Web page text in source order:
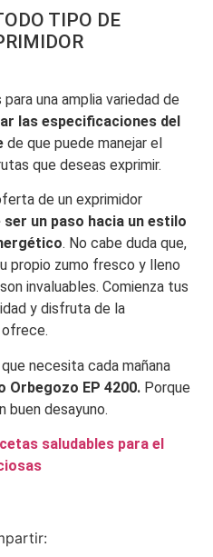
TIPO DE
una amplia variedad de
las especificaciones del
de que puede manejar el
que deseas exprimir.
de un exprimidor
ser un paso hacia un estilo
. No cabe duda que,
propio zumo fresco y lleno
invaluables. Comienza tus
y disfruta de la
necesita cada mañana
EP 4200. Porque
buen desayuno.
saludables para el